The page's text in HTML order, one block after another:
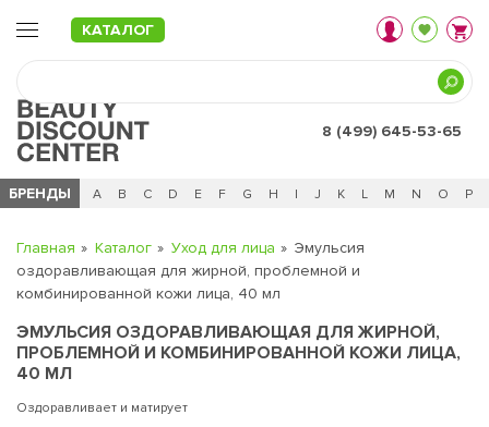
КАТАЛОГ
8 (499) 645-53-65
БРЕНДЫ
Ч 0 - 9 A B C D E F G H I J K L M N O P
Главная Каталог Уход для лица
Эмульсия
оздоравливающая для жирной, проблемной и
комбинированной кожи лица, 40 мл
ЭМУЛЬСИЯ ОЗДОРАВЛИВАЮЩАЯ ДЛЯ ЖИРНОЙ,
ПРОБЛЕМНОЙ И КОМБИНИРОВАННОЙ КОЖИ ЛИЦА,
40 МЛ
Оздоравливает и матирует